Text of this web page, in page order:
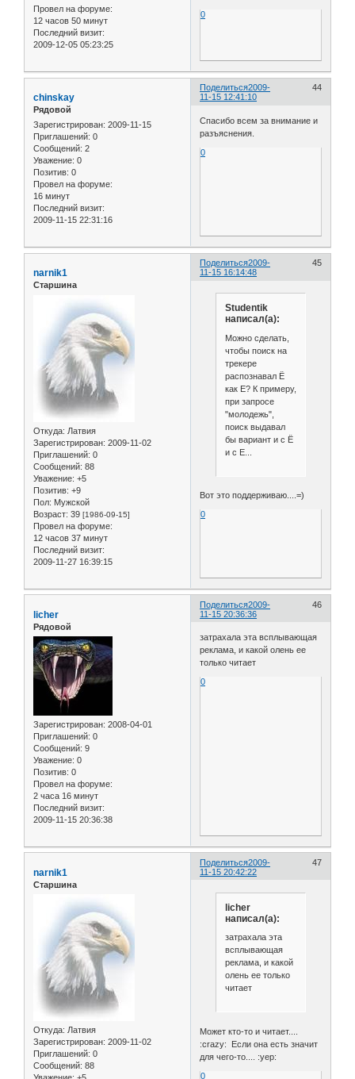
Провел на форуме:
12 часов 50 минут
Последний визит:
2009-12-05 05:23:25
0
Поделиться 44
2009-
11-15 12:41:10
chinskay
Рядовой
Зарегистрирован: 2009-11-15
Приглашений: 0
Сообщений: 2
Уважение: 0
Позитив: 0
Провел на форуме:
16 минут
Последний визит:
2009-11-15 22:31:16
Спасибо всем за внимание и
разъяснения.
0
Поделиться 45
2009-
11-15 16:14:48
narnik1
Старшина
Откуда: Латвия
Зарегистрирован: 2009-11-02
Приглашений: 0
Сообщений: 88
Уважение: +5
Позитив: +9
Пол: Мужской
Возраст: 39 [1986-09-15]
Провел на форуме:
12 часов 37 минут
Последний визит:
2009-11-27 16:39:15
Studentik
написал(а):
Можно сделать,
чтобы поиск на
трекере
распознавал Ё
как Е? К примеру,
при запросе
"молодежь",
поиск выдавал
бы вариант и с Ё
и с Е...
Вот это поддерживаю....=)
0
Поделиться 46
2009-
11-15 20:36:36
licher
Рядовой
Зарегистрирован: 2008-04-01
Приглашений: 0
Сообщений: 9
Уважение: 0
Позитив: 0
Провел на форуме:
2 часа 16 минут
Последний визит:
2009-11-15 20:36:38
затрахала эта всплывающая
реклама, и какой олень ее
только читает
0
Поделиться 47
2009-
11-15 20:42:22
narnik1
Старшина
Откуда: Латвия
Зарегистрирован: 2009-11-02
Приглашений: 0
Сообщений: 88
licher
написал(а):
затрахала эта
всплывающая
реклама, и какой
олень ее только
читает
Может кто-то и читает....
:crazy: Если она есть значит
для чего-то.... :yep:
0